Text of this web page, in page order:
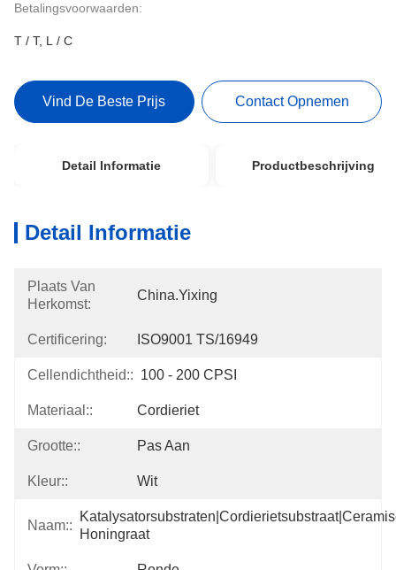
Betalingsvoorwaarden:
T / T, L / C
Vind De Beste Prijs Contact Opnemen
Detail Informatie Productbeschrijving
Detail Informatie
Plaats Van
Herkomst:
China.Yixing
Certificering: ISO9001 TS/16949
Cellendichtheid:: 100 - 200 CPSI
Materiaal:: Cordieriet
Grootte:: Pas Aan
Kleur:: Wit
Naam::
Honingraat